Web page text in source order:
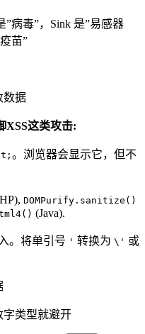
”病毒”，Sink 是”易感器
苗”
数据
XSS这类攻击:
。浏览器会显示它，但不
DOMPurify.sanitize()
(Java).
。将单引号 ' 转换为 \' 或
字类型就避开